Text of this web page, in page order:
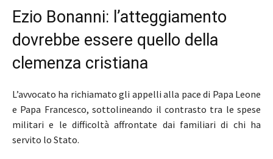
Ezio Bonanni: l’atteggiamento
dovrebbe essere quello della
clemenza cristiana
L’avvocato ha richiamato gli appelli alla pace di Papa Leone
e Papa Francesco, sottolineando il contrasto tra le spese
militari e le difficoltà affrontate dai familiari di chi ha
servito lo Stato.